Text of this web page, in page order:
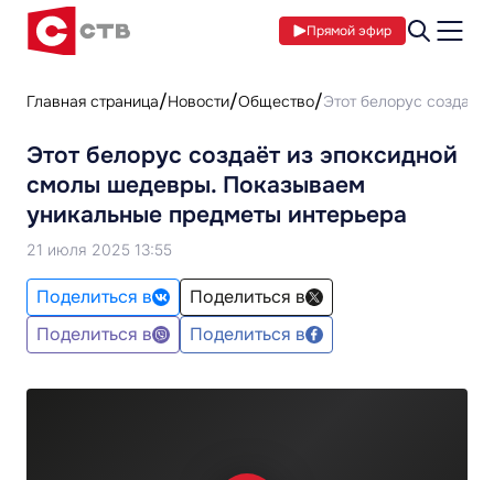
Прямой эфир
Главная страница Новости Общество Этот белорус
Этот белорус создаёт из эпоксидной
смолы шедевры. Показываем
уникальные предметы интерьера
21 июля 2025 13:55
Поделиться в
Поделиться в
Поделиться в
Поделиться в